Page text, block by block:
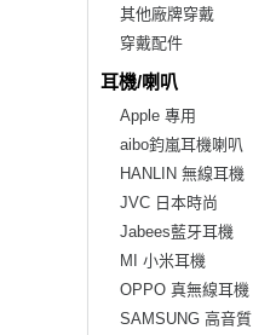
其他廠牌穿戴
穿戴配件
耳機/喇叭
Apple 專用
aibo鈞嵐耳機喇叭
HANLIN 無線耳機
JVC 日本時尚
Jabees藍牙耳機
MI 小米耳機
OPPO 真無線耳機
SAMSUNG 高音質